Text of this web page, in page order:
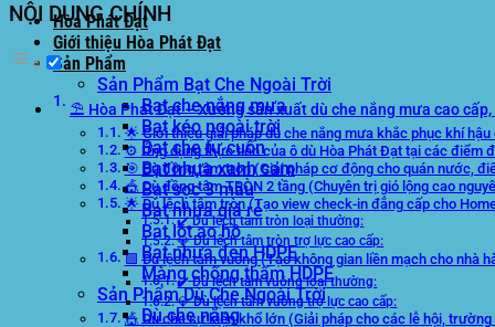
Hòa Phát Đạt
Giới thiệu Hòa Phát Đạt
Sản Phẩm
Sản Phẩm Bạt Che Ngoài Trời
Bạt che nắng mưa
Bạt kéo ngoài trời
Bạt che tự cuốn
Bạt nhựa xanh cam
Bạt sọc 3 màu
Bạt nhựa giá rẻ
Bạt lót ao hồ
Bạt nhựa đen HDPE
Màng chống thấm HDPE
Sản Phẩm Dù Che Ngoài Trời
Dù che nắng
NỘI DUNG CHÍNH
⛱️ Hòa Phát Đạt – Xưởng sản xuất dù che nắng mưa cao
🌟 Giới thiệu giải pháp dù che nắng mưa khắc phục khí
⚙️ Ứng dụng thực tiễn của ô dù Hòa Phát Đạt tại các điểm
🎯 Dù đồng tâm tròn (Giải pháp cơ động cho quán nước,
🎪 Dù đồng tâm TRÒN 2 tầng (Chuyên trị gió lộng cao
🌟 Dù lệch tâm tròn (Tạo view check-in đẳng cấp cho
✔️ Dù lệch tâm tròn loại thường:
💎 Dù lệch tâm tròn trợ lực cao cấp:
🟩 Dù lệch tâm vuông (Tạo không gian liền mạch cho nhà
✔️ Dù lệch tâm vuông loại thường:
💎 Dù lệch tâm vuông trợ lực cao cấp:
🎪 Dù che sự kiện khổ lớn (Giải pháp cho các lễ hội, trường